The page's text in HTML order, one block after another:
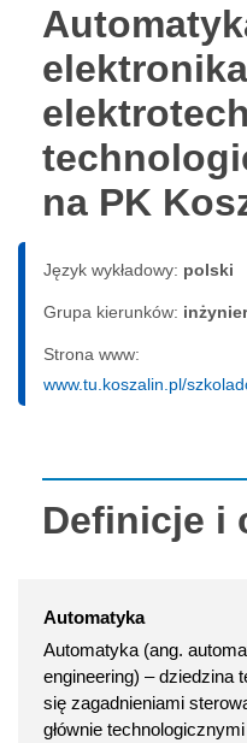
na PK
Język wykładowy: polski
Grupa kierunków:
Strona www:
www.tu.koszalin.pl/
Definicje i
Automatyka
Automatyka (ang.
engineering) – dziedzina
się zagadnieniami
głównie